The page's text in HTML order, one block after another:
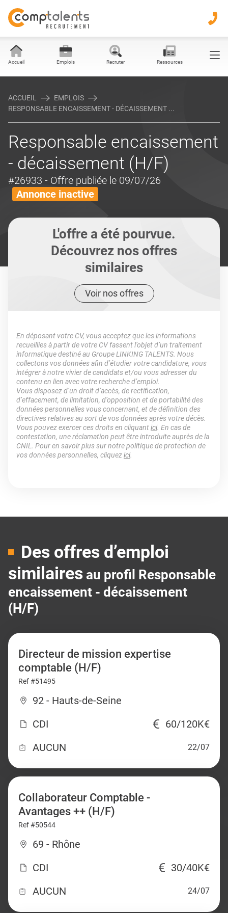
Accueil Emplois Recruter Ressources
ACCUEIL
EMPLOIS
RESPONSABLE ENCAISSEMENT - DÉCAISSEMENT ...
Responsable encaissement
- décaissement (H/F)
#26933 - Offre publiée le 09/07/26
Annonce inactive
L'offre a été pourvue.
Découvrez nos offres
similaires
Voir nos offres
En déposant votre CV, vous acceptez que les informations
recueillies à partir de votre CV fassent l’objet d’un traitement
informatique destiné au Groupe LINKING TALENTS. Nous
collectons vos données afin d’étudier votre candidature, vous
intégrer à notre vivier de candidats et/ou vous adresser du
contenu en lien avec votre recherche d’emploi.
Vous disposez d’un droit d’accès, de rectification,
d’effacement, de limitation, d’opposition et de portabilité des
données personnelles vous concernant, et de définition des
directives relatives au sort de vos données après votre décès.
Vous pouvez exercer ces droits en cliquantici. En cas de
contestation, une réclamation peut être introduite auprès de la
CNIL. Pour en savoir plus sur notre politique de protection de
vos données personnelles, cliquezici.
Des offres d’emploi
similaires au profil Responsable
encaissement - décaissement
(H/F)
Directeur de mission expertise
comptable (H/F)
Ref #51495
92 - Hauts-de-Seine
CDI
60/120K€
AUCUN
22/07
Collaborateur Comptable -
Avantages ++ (H/F)
Ref #50544
69 - Rhône
CDI
30/40K€
AUCUN
24/07